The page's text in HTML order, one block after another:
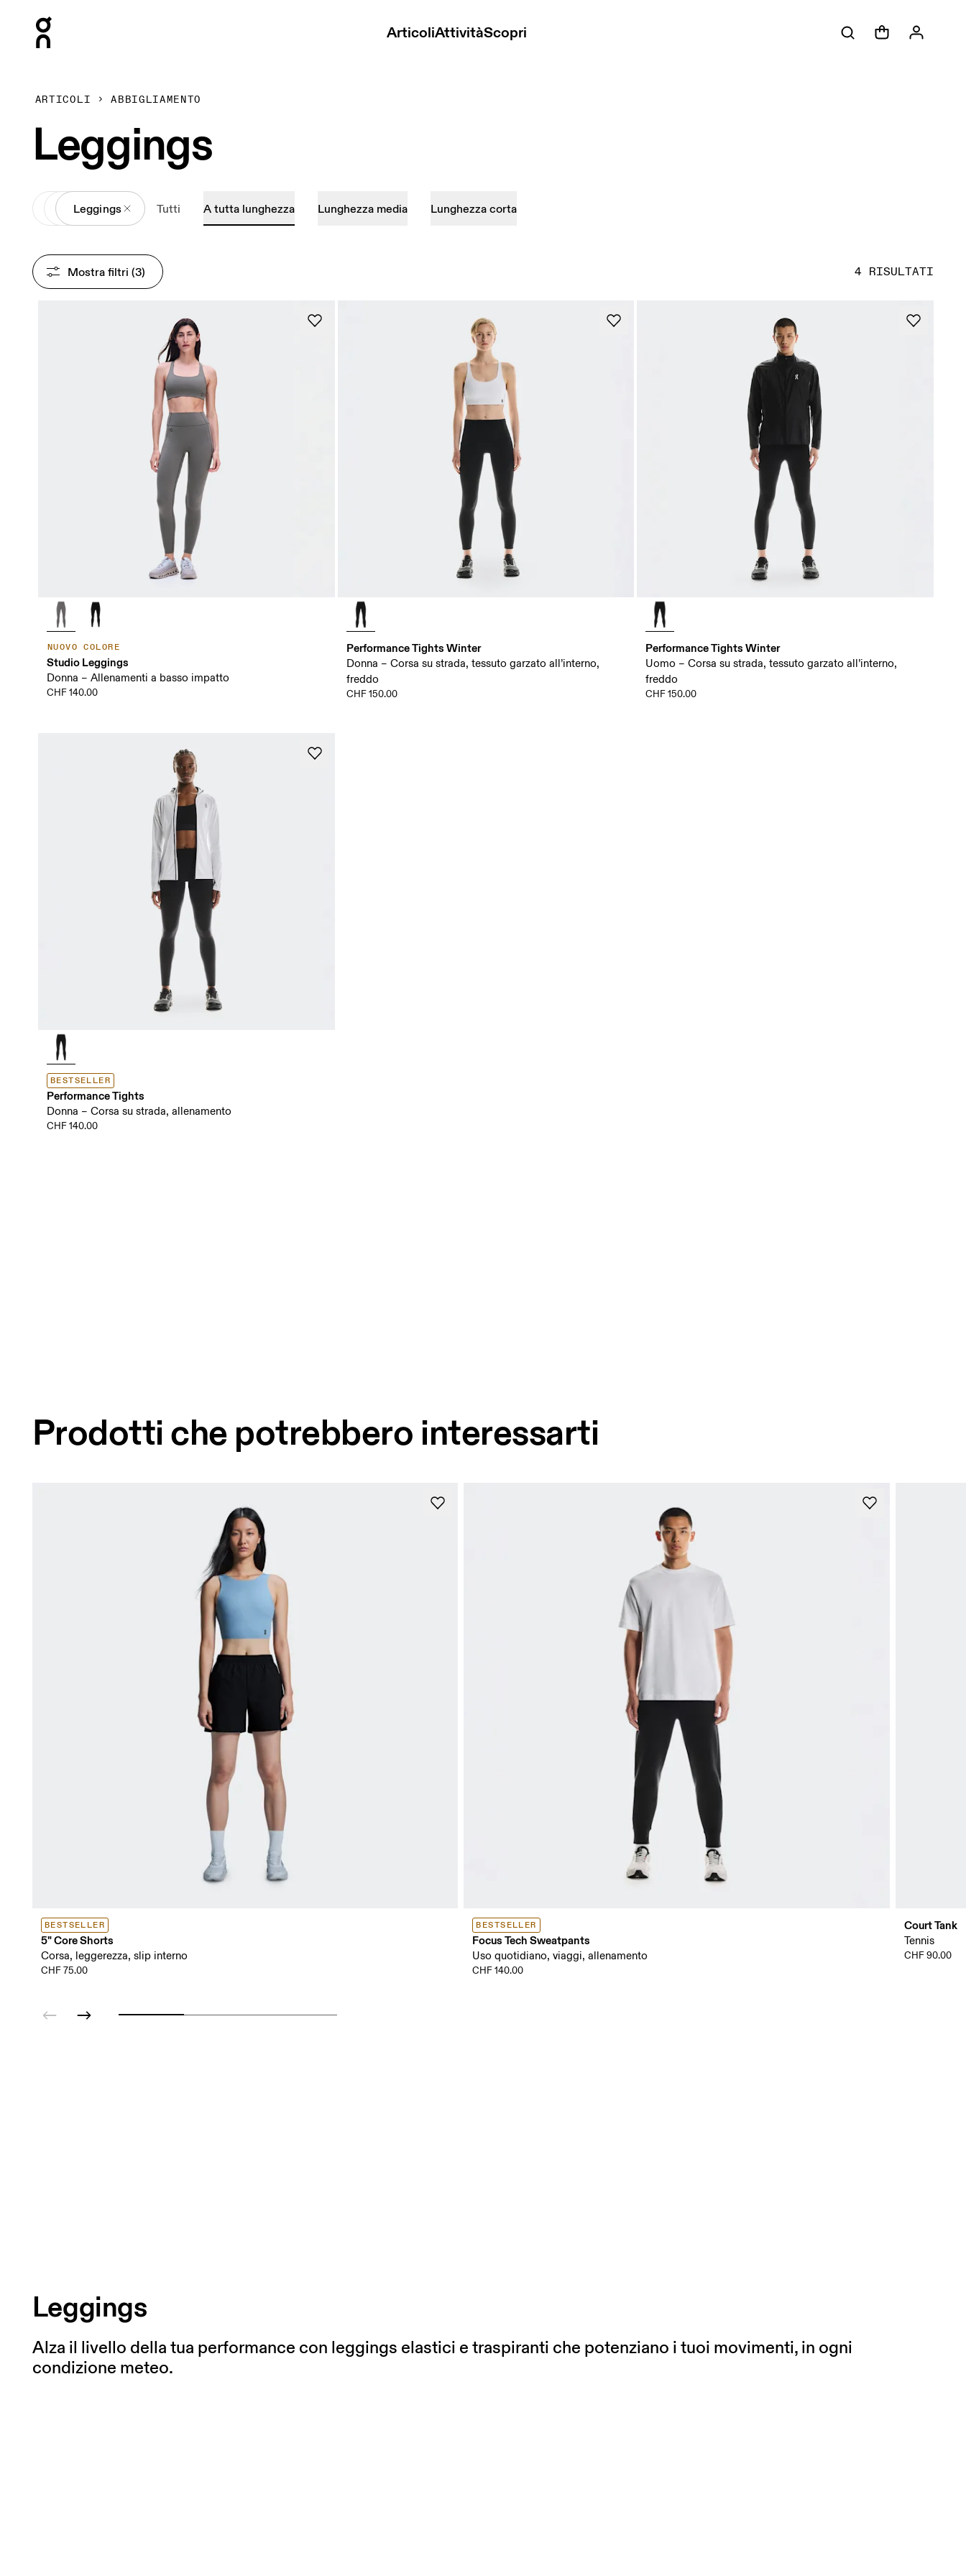
ArticoliAttivitàScopri
ARTICOLI ABBIGLIAMENTO
Leggings
All Abbigliamento
Leggings Tutti A tutta lunghezza Lunghezza media Lunghezza corta
4 RISULTATI
Mostra filtri (3)
NUOVO COLORE
Studio Leggings
Donna – Allenamenti a basso impatto
CHF 140.00
Performance Tights Winter
Donna – Corsa su strada, tessuto garzato all’interno,
freddo
CHF 150.00
Performance Tights Winter
Uomo – Corsa su strada, tessuto garzato all’interno,
freddo
CHF 150.00
BESTSELLER
Performance Tights
Donna – Corsa su strada, allenamento
CHF 140.00
Prodotti che potrebbero interessarti
BESTSELLER
5" Core Shorts
Corsa, leggerezza, slip interno
CHF 75.00
BESTSELLER
Focus Tech Sweatpants
Uso quotidiano, viaggi, allenamento
CHF 140.00
Court Tank
Tennis
CHF 90.00
Leggings
Alza il livello della tua performance con leggings elastici e traspiranti che potenziano i tuoi movimenti, in ogni
condizione meteo.